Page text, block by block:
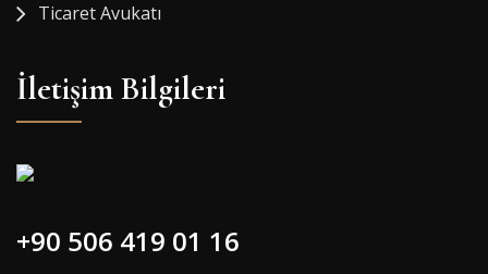
Ticaret Avukatı
İletişim Bilgileri
+90 506 419 01 16